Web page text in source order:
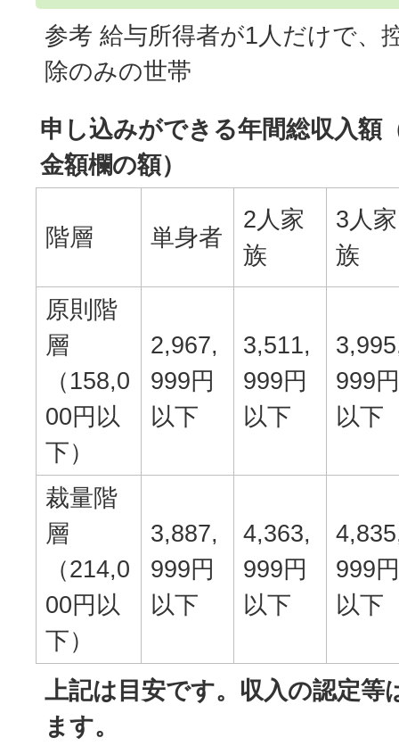
参考 給与所得者が1人だけで、
除のみの世帯
申し込みができる年間総収入額
金額欄の額）
階層 単身者
2人家
族
3人家
族
原則階
層
（158,0
00円以
下）
2,967,
999円
以下
3,511,
999円
以下
999円
以下
裁量階
層
（214,0
00円以
下）
3,887,
999円
以下
4,363,
999円
以下
999円
以下
上記は目安です。収入の認定等
ます。